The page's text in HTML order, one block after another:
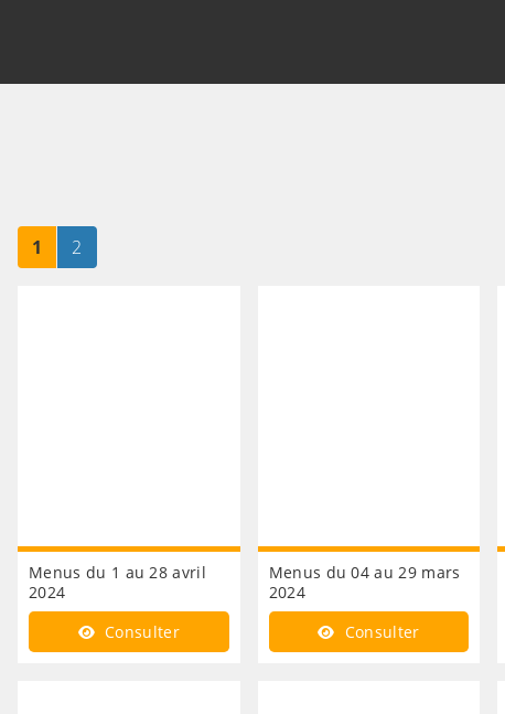
Page
1 sur 2Page
2
Menus du 1 au 28 avril
2024
Consulter
Menus du 04 au 29 mars
2024
Consulter